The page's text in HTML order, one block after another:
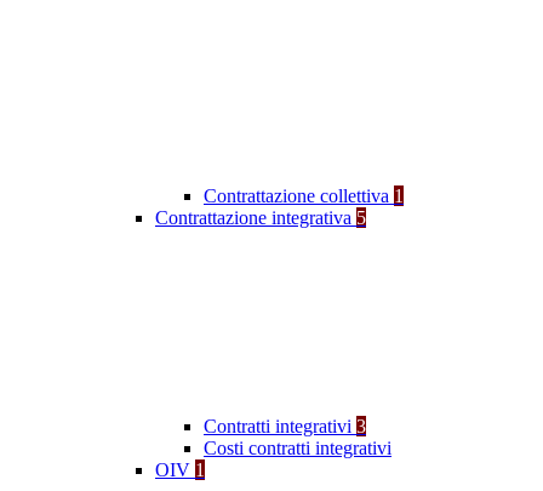
Contrattazione collettiva 1
Contrattazione integrativa 5
Contratti integrativi 3
Costi contratti integrativi
OIV 1